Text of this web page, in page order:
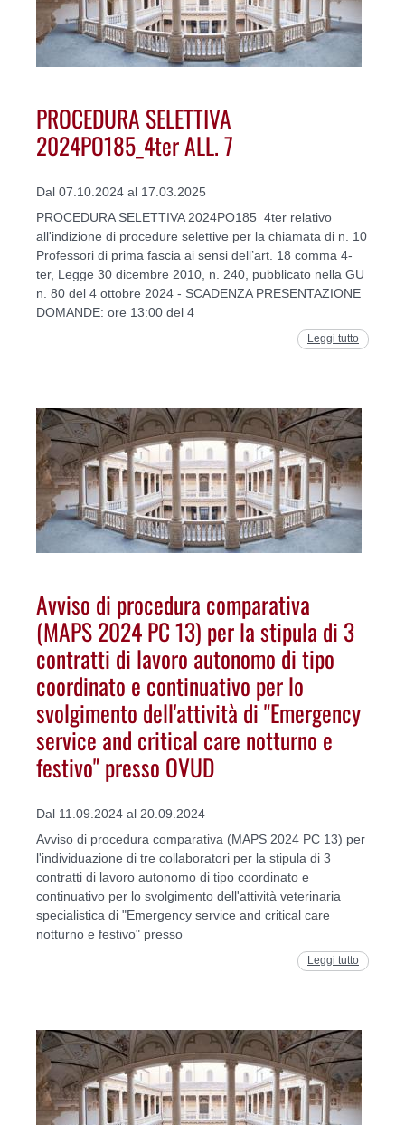
PROCEDURA SELETTIVA
2024PO185_4ter ALL. 7
Dal 07.10.2024 al 17.03.2025
PROCEDURA SELETTIVA 2024PO185_4ter relativo
all'indizione di procedure selettive per la chiamata di n. 10
Professori di prima fascia ai sensi dell’art. 18 comma 4-
ter, Legge 30 dicembre 2010, n. 240, pubblicato nella GU
n. 80 del 4 ottobre 2024 - SCADENZA PRESENTAZIONE
DOMANDE: ore 13:00 del 4
Leggi tutto
Avviso di procedura comparativa
(MAPS 2024 PC 13) per la stipula di 3
contratti di lavoro autonomo di tipo
coordinato e continuativo per lo
svolgimento dell'attività di "Emergency
service and critical care notturno e
festivo" presso OVUD
Dal 11.09.2024 al 20.09.2024
Avviso di procedura comparativa (MAPS 2024 PC 13) per
l'individuazione di tre collaboratori per la stipula di 3
contratti di lavoro autonomo di tipo coordinato e
continuativo per lo svolgimento dell'attività veterinaria
specialistica di "Emergency service and critical care
notturno e festivo" presso
Leggi tutto